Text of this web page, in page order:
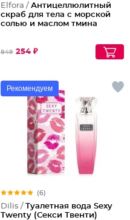
Elfora / Антицеллюлитный
скраб для тела с морской
солью и маслом тмина
849 254 ₽
Рекомендуем
(6)
Dilis / Туалетная вода Sexy
Twenty (Секси Твенти)